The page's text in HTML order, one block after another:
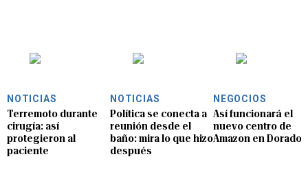
NOTICIAS
Terremoto durante
cirugía: así
protegieron al
paciente
NOTICIAS
Política se conecta a
reunión desde el
baño: mira lo que hizo
después
NEGOCIOS
Así funcionará el
nuevo centro de
Amazon en Dorado